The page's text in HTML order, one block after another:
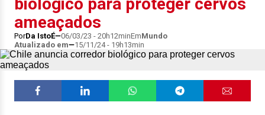
ameaçados
PorDa IstoÉ 06/03/23 - 20h12minEmMundo
Atualizado em
15/11/24 - 19h13min